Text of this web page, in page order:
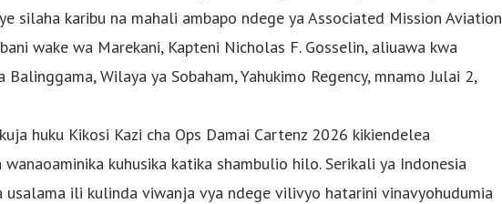
silaha karibu na mahali ambapo ndege ya Associated Mission Aviation
wake wa Marekani, Kapteni Nicholas F. Gosselin, aliuawa kwa
Wilaya ya Sobaham, Yahukimo Regency, mnamo Julai 2,
huku Kikosi Kazi cha Ops Damai Cartenz 2026 kikiendelea
kuhusika katika shambulio hilo. Serikali ya Indonesia
usalama ili kulinda viwanja vya ndege vilivyo hatarini vinavyohudumia